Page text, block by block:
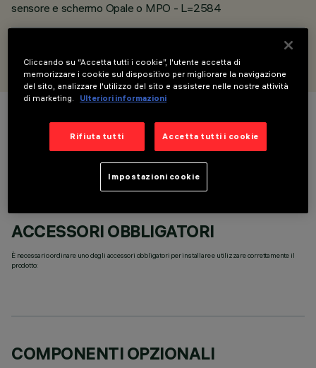
sensore e schermo Opale o MPO - L=2584
iGuzzini
COLORE
ACCESSORI OBBLIGATORI
È necessario ordinare uno degli accessori obbligatori per installare e utilizzare correttamente il
prodotto:
COMPONENTI OPZIONALI
Cliccando su “Accetta tutti i cookie”, l'utente accetta di
memorizzare i cookie sul dispositivo per migliorare la navigazione
del sito, analizzare l'utilizzo del sito e assistere nelle nostre attività
di marketing.
Ulteriori informazioni
Rifiuta tutti Accetta tutti i cookie
Impostazioni cookie